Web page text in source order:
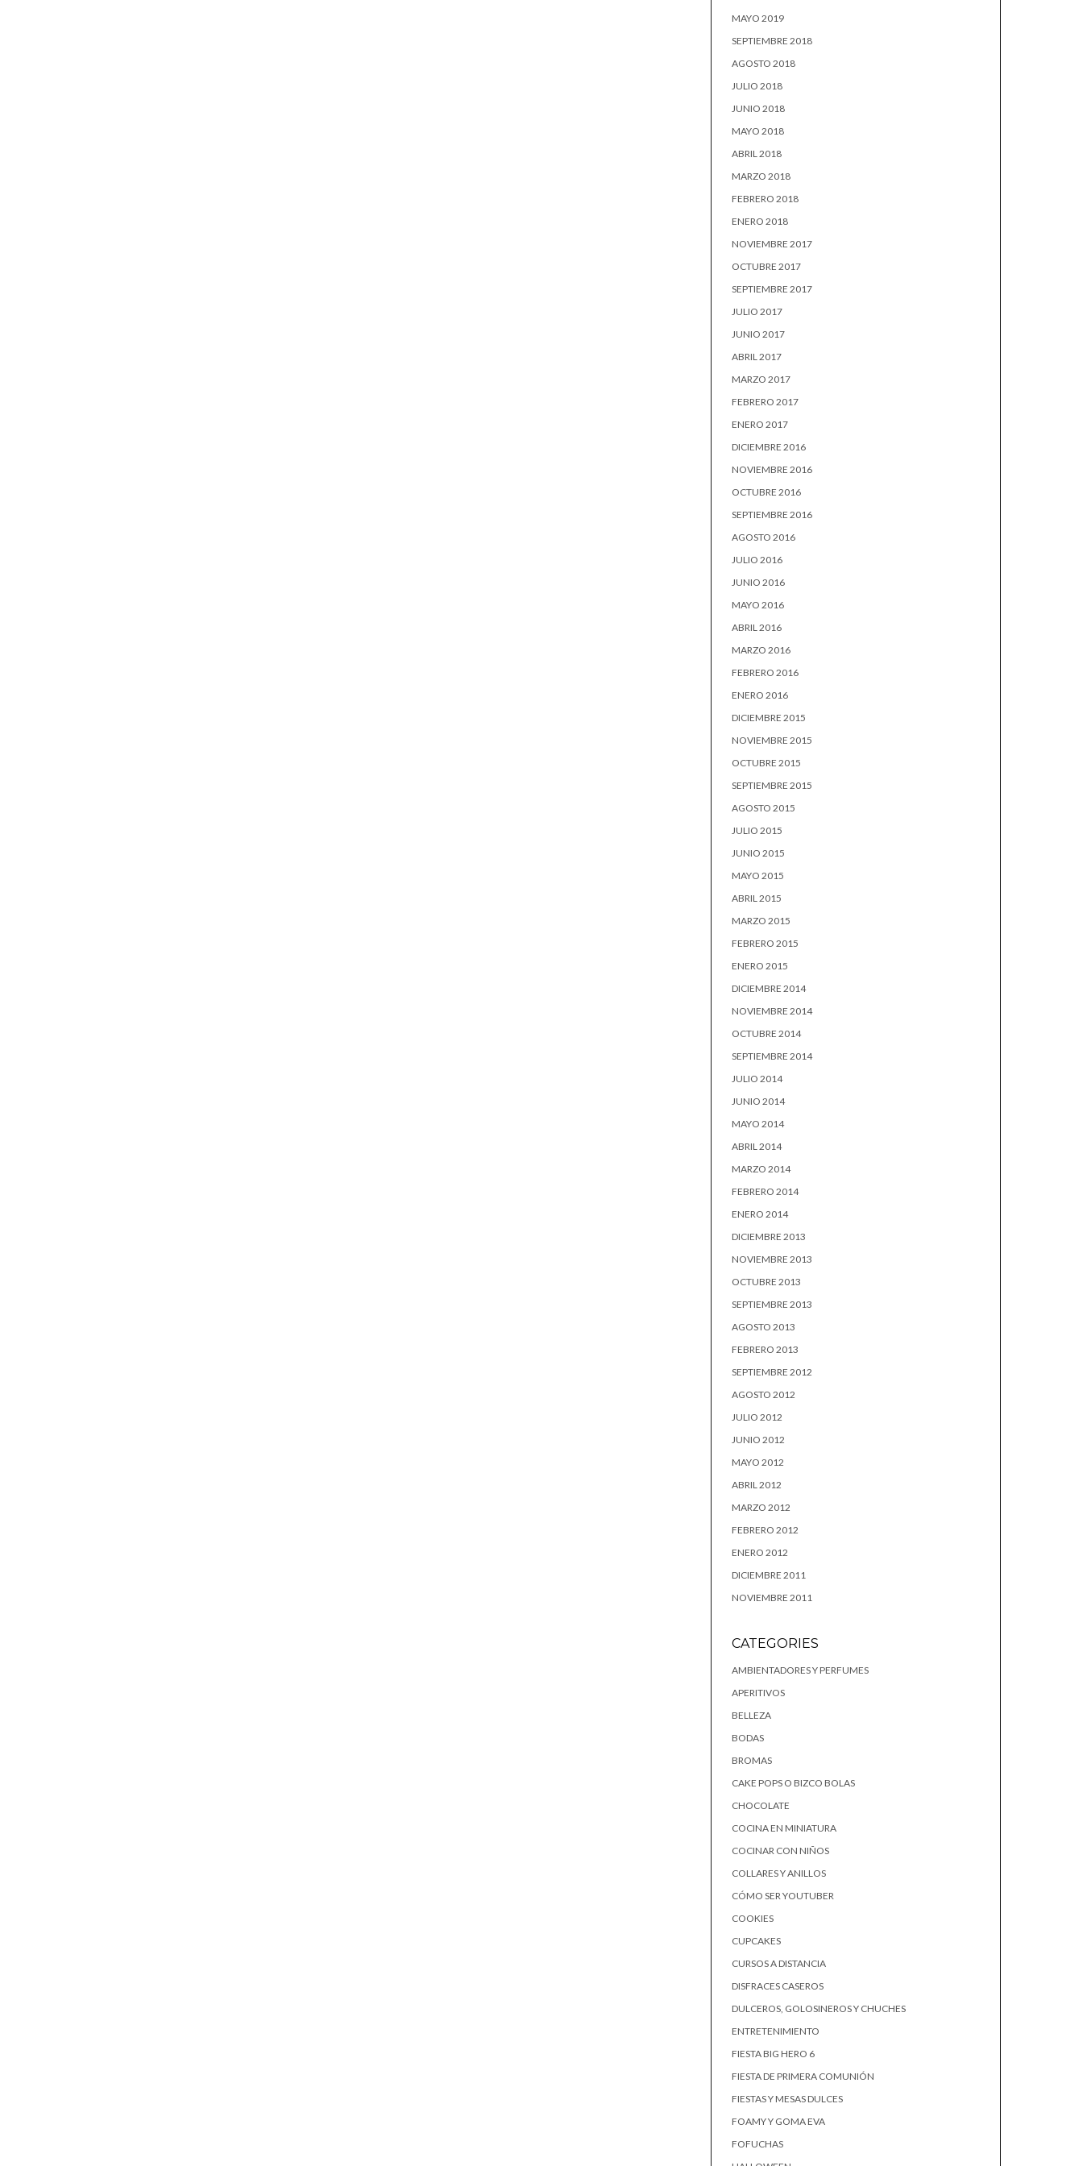
MAYO 2019
SEPTIEMBRE 2018
AGOSTO 2018
JULIO 2018
JUNIO 2018
MAYO 2018
ABRIL 2018
MARZO 2018
FEBRERO 2018
ENERO 2018
NOVIEMBRE 2017
OCTUBRE 2017
SEPTIEMBRE 2017
JULIO 2017
JUNIO 2017
ABRIL 2017
MARZO 2017
FEBRERO 2017
ENERO 2017
DICIEMBRE 2016
NOVIEMBRE 2016
OCTUBRE 2016
SEPTIEMBRE 2016
AGOSTO 2016
JULIO 2016
JUNIO 2016
MAYO 2016
ABRIL 2016
MARZO 2016
FEBRERO 2016
ENERO 2016
DICIEMBRE 2015
NOVIEMBRE 2015
OCTUBRE 2015
SEPTIEMBRE 2015
AGOSTO 2015
JULIO 2015
JUNIO 2015
MAYO 2015
ABRIL 2015
MARZO 2015
FEBRERO 2015
ENERO 2015
DICIEMBRE 2014
NOVIEMBRE 2014
OCTUBRE 2014
SEPTIEMBRE 2014
JULIO 2014
JUNIO 2014
MAYO 2014
ABRIL 2014
MARZO 2014
FEBRERO 2014
ENERO 2014
DICIEMBRE 2013
NOVIEMBRE 2013
OCTUBRE 2013
SEPTIEMBRE 2013
AGOSTO 2013
FEBRERO 2013
SEPTIEMBRE 2012
AGOSTO 2012
JULIO 2012
JUNIO 2012
MAYO 2012
ABRIL 2012
MARZO 2012
FEBRERO 2012
ENERO 2012
DICIEMBRE 2011
NOVIEMBRE 2011
CATEGORIES
AMBIENTADORES Y PERFUMES
APERITIVOS
BELLEZA
BODAS
BROMAS
CAKE POPS O BIZCO BOLAS
CHOCOLATE
COCINA EN MINIATURA
COCINAR CON NIÑOS
COLLARES Y ANILLOS
CÓMO SER YOUTUBER
COOKIES
CUPCAKES
CURSOS A DISTANCIA
DISFRACES CASEROS
DULCEROS, GOLOSINEROS Y CHUCHES
ENTRETENIMIENTO
FIESTA BIG HERO 6
FIESTA DE PRIMERA COMUNIÓN
FIESTAS Y MESAS DULCES
FOAMY Y GOMA EVA
FOFUCHAS